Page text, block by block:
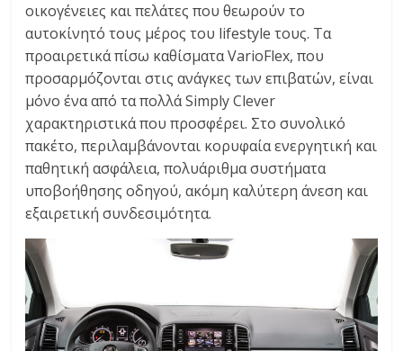
οικογένειες και πελάτες που θεωρούν το
αυτοκίνητό τους μέρος του lifestyle τους. Τα
προαιρετικά πίσω καθίσματα VarioFlex, που
προσαρμόζονται στις ανάγκες των επιβατών, είναι
μόνο ένα από τα πολλά Simply Clever
χαρακτηριστικά που προσφέρει. Στο συνολικό
πακέτο, περιλαμβάνονται κορυφαία ενεργητική και
παθητική ασφάλεια, πολυάριθμα συστήματα
υποβοήθησης οδηγού, ακόμη καλύτερη άνεση και
εξαιρετική συνδεσιμότητα.